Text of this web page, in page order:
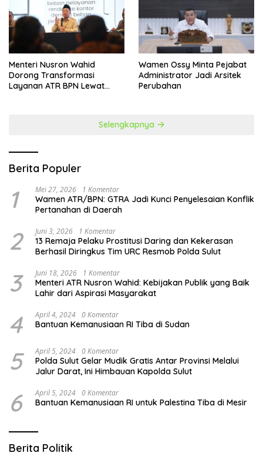
​Menteri Nusron Wahid
Dorong Transformasi
Layanan ATR BPN Lewat
Wamen Ossy Minta Pejabat
Administrator Jadi Arsitek
Perubahan
Selengkapnya
Berita Populer
1 Mei 27, 2026 1 Komentar
Wamen ATR/BPN: GTRA Jadi Kunci Penyelesaian Konflik
Pertanahan di Daerah
2 Juni 3, 2026 1 Komentar
13 Remaja Pelaku Prostitusi Daring dan Kekerasan
Berhasil Diringkus Tim URC Resmob Polda Sulut
3 Juni 18, 2026 1 Komentar
Menteri ATR Nusron Wahid: Kebijakan Publik yang Baik
Lahir dari Aspirasi Masyarakat
4 April 4, 2024 0 Komentar
Bantuan Kemanusiaan RI Tiba di Sudan
5 April 5, 2024 0 Komentar
Polda Sulut Gelar Mudik Gratis Antar Provinsi Melalui
Jalur Darat, Ini Himbauan Kapolda Sulut
6 April 5, 2024 0 Komentar
Bantuan Kemanusiaan RI untuk Palestina Tiba di Mesir
Berita Politik